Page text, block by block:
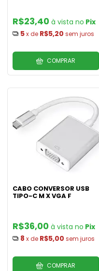
R$23,40
Pix
5x de R$5,20 sem juros
COMPRAR
CABO CONVERSOR USB
TIPO-C M X VGA F
R$36,00
Pix
8 x de R$5,00 sem juros
COMPRAR